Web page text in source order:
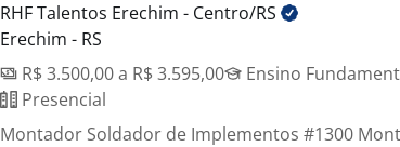
RHF Talentos Erechim - Centro/RS
Erechim - RS
R$ 3.500,00 a R$ 3.595,00
Ensino
Presencial
Montador Soldador de Implementos #1300